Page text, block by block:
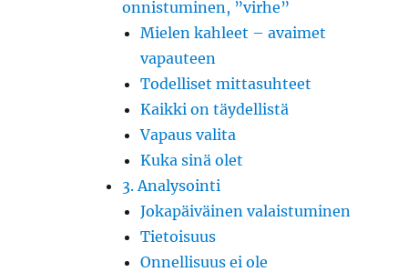
onnistuminen, ”virhe”
Mielen kahleet – avaimet
vapauteen
Todelliset mittasuhteet
Kaikki on täydellistä
Vapaus valita
Kuka sinä olet
3. Analysointi
Jokapäiväinen valaistuminen
Tietoisuus
Onnellisuus ei ole